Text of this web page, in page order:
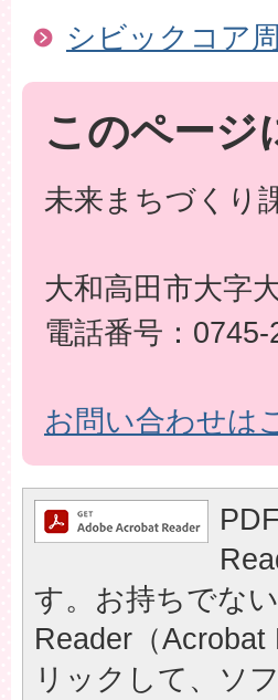
シビックコア
このページ
未来まちづくり
大和高田市大字
電話番号：0745-
お問い合わせは
す。お持ちでな
Reader（
リックして、ソ